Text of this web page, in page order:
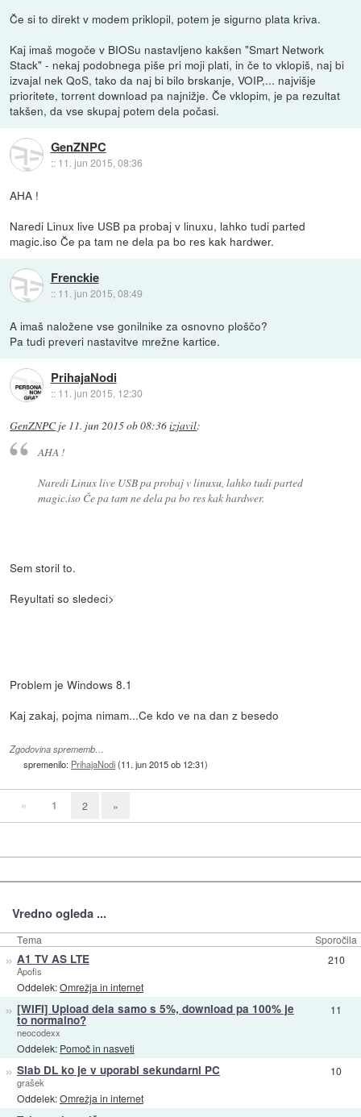
Če si to direkt v modem priklopil, potem je sigurno plata kriva.
Kaj imaš mogoče v BIOSu nastavljeno kakšen "Smart Network
Stack" - nekaj podobnega piše pri moji plati, in če to vklopiš, naj bi
izvajal nek QoS, tako da naj bi bilo brskanje, VOIP,... najvišje
prioritete, torrent download pa najnižje. Če vklopim, je pa rezultat
takšen, da vse skupaj potem dela počasi.
GenZNPC
:: 11. jun 2015, 08:36
AHA !
Naredi Linux live USB pa probaj v linuxu, lahko tudi parted
magic.iso Če pa tam ne dela pa bo res kak hardwer.
Frenckie
:: 11. jun 2015, 08:49
A imaš naložene vse gonilnike za osnovno ploščo?
Pa tudi preveri nastavitve mrežne kartice.
PrihajaNodi
:: 11. jun 2015, 12:30
GenZNPCje 11. jun 2015 ob 08:36izjavil:
AHA !
Naredi Linux live USB pa probaj v linuxu, lahko tudi parted
magic.iso Če pa tam ne dela pa bo res kak hardwer.
Sem storil to.
Reyultati so sledeci>
Problem je Windows 8.1
Kaj zakaj, pojma nimam...Ce kdo ve na dan z besedo
Zgodovina sprememb…
spremenilo: PrihajaNodi(11. jun 2015 ob 12:31)
« 1 2 »
Vredno ogleda ...
Tema Sporočila
» A1 TV AS LTE
Apofis
Oddelek:Omrežja in internet
210
» [WIFI] Upload dela samo s 5%, download pa 100% je
to normalno?
neocodexx
Oddelek: Pomoč in nasveti
11
» Slab DL ko je v uporabi sekundarni PC
grašek
Oddelek:Omrežja in internet
10